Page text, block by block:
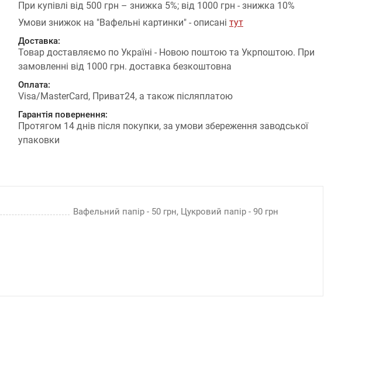
При купівлі від 500 грн – знижка 5%; від 1000 грн - знижка 10%
Умови знижок на "Вафельні картинки" - описані тут
Доставка:
Товар доставляємо по Україні - Новою поштою та Укрпоштою. При
замовленні від 1000 грн. доставка безкоштовна
Оплата:
Visa/MasterCard, Приват24, а також післяплатою
Гарантія повернення:
Протягом 14 днів після покупки, за умови збереження заводської
упаковки
Вафельний папір - 50 грн, Цукровий папір - 90 грн